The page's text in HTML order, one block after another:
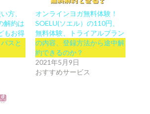
方、
解約は
もお得
スと
オンラインヨガ無料体験！
SOELU(ソエル）の110円、
無料体験、トライアルプラン
の内容、登録方法から途中解
約できるのか？
2021年5月9日
おすすめサービス